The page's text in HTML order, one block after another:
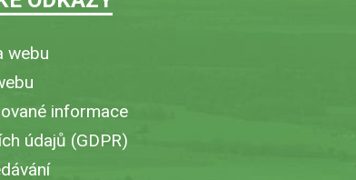
webu
informace
údajů (GDPR)